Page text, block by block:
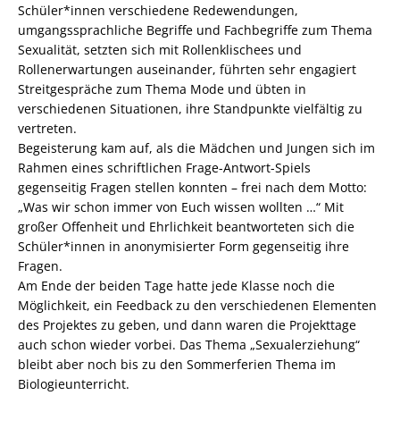
Schüler*innen verschiedene Redewendungen,
umgangssprachliche Begriffe und Fachbegriffe zum Thema
Sexualität, setzten sich mit Rollenklischees und
Rollenerwartungen auseinander, führten sehr engagiert
Streitgespräche zum Thema Mode und übten in
verschiedenen Situationen, ihre Standpunkte vielfältig zu
vertreten.
Begeisterung kam auf, als die Mädchen und Jungen sich im
Rahmen eines schriftlichen Frage-Antwort-Spiels
gegenseitig Fragen stellen konnten – frei nach dem Motto:
„Was wir schon immer von Euch wissen wollten …“ Mit
großer Offenheit und Ehrlichkeit beantworteten sich die
Schüler*innen in anonymisierter Form gegenseitig ihre
Fragen.
Am Ende der beiden Tage hatte jede Klasse noch die
Möglichkeit, ein Feedback zu den verschiedenen Elementen
des Projektes zu geben, und dann waren die Projekttage
auch schon wieder vorbei. Das Thema „Sexualerziehung“
bleibt aber noch bis zu den Sommerferien Thema im
Biologieunterricht.